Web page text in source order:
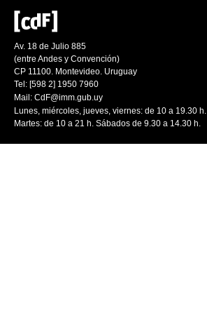
Av. 18 de Julio 885
(entre Andes y Convención)
CP 11100. Montevideo. Uruguay
Tel: [598 2] 1950 7960
Mail: CdF@imm.gub.uy
Lunes, miércoles, jueves, viernes: de 10 a 19.30 h.
Martes: de 10 a 21 h. Sábados de 9.30 a 14.30 h.